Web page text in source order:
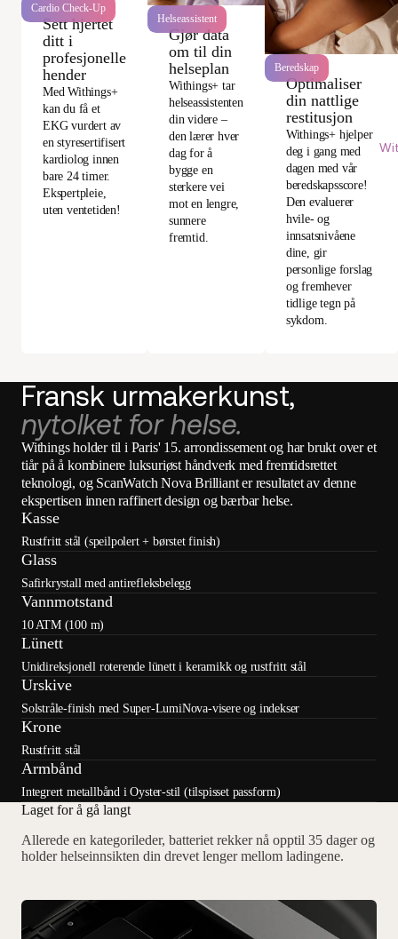
Cardio Check-Up
Sett hjertet
ditt i
profesjonelle
hender
Med Withings+
kan du få et
EKG vurdert av
en styresertifisert
kardiolog innen
bare 24 timer.
Ekspertpleie,
uten ventetiden!
Helseassistent
Gjør data
om til din
helseplan
Withings+ tar
helseassistenten
din videre –
den lærer hver
dag for å
bygge en
sterkere vei
mot en lengre,
sunnere
fremtid.
Beredskap
Optimaliser
din nattlige
restitusjon
Withings+ hjelper
deg i gang med
dagen med vår
beredskapsscore!
Den evaluerer
hvile- og
innsatsnivåene
dine, gir
personlige forslag
og fremhever
tidlige tegn på
sykdom.
Fransk urmakerkunst,
nytolket for helse.
Withings holder til i Paris' 15. arrondissement og har brukt over et
tiår på å kombinere luksuriøst håndverk med fremtidsrettet
teknologi, og ScanWatch Nova Brilliant er resultatet av denne
ekspertisen innen raffinert design og bærbar helse.
Kasse
Rustfritt stål (speilpolert + børstet finish)
Glass
Safirkrystall med antirefleksbelegg
Vannmotstand
10 ATM (100 m)
Lünett
Unidireksjonell roterende lünett i keramikk og rustfritt stål
Urskive
Solstråle-finish med Super-LumiNova-visere og indekser
Krone
Rustfritt stål
Armbånd
Integrert metallbånd i Oyster-stil (tilspisset passform)
Laget for å gå langt
Allerede en kategorileder, batteriet rekker nå opptil 35 dager og
holder helseinnsikten din drevet lenger mellom ladingene.